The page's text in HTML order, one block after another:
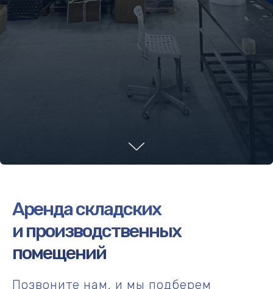
Аренда складских
и производственных
помещений
Позвоните нам, и мы подберем